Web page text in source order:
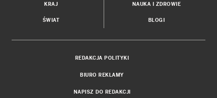
KRAJ
ŚWIAT
NAUKA I ZDROWIE
BLOGI
REDAKCJA POLITYKI
BIURO REKLAMY
NAPISZ DO REDAKCJI